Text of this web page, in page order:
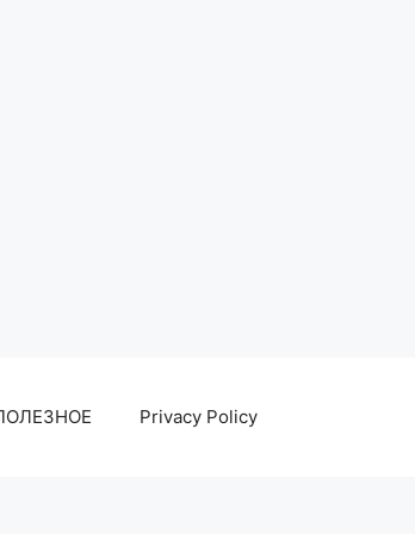
Privacy Policy